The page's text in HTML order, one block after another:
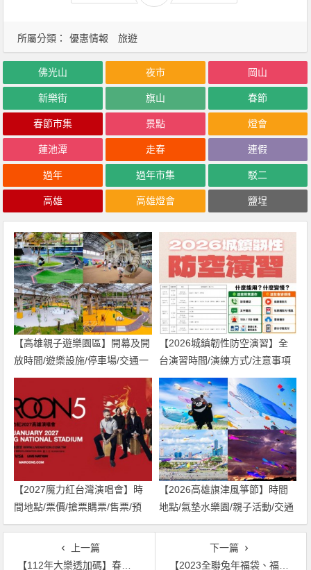
所屬分類： 優惠情報 旅遊
佛光山 夜市 岡山
新樂街 旗山 春節
春節市集 景點 燈會
蓮池潭 走春 連假
過年 過年市集 駁二
高雄 高雄燈會 鹽埕
【高雄親子遊樂園區】開幕及開
放時間/遊樂設施/停車場/交通一
次看！
【2026城鎮韌性防空演習】全
台演習時間/演練方式/注意事項
一次看！
【2027魔力紅台灣演唱會】時
間地點/票價/搶票購票/售票/預
購，高雄世運登場！
【2026高雄旗津風箏節】時間
地點/氣墊水樂園/親子活動/交通
一次看！
上一篇
【112年大樂透加碼】春節大紅包/開獎號碼/玩法/威力彩獎金一次看(2023)
下一篇
【2023全聯兔年福袋、福箱】開賣時間/內容物/大獎獎品/購買優惠，抽百萬汽車！